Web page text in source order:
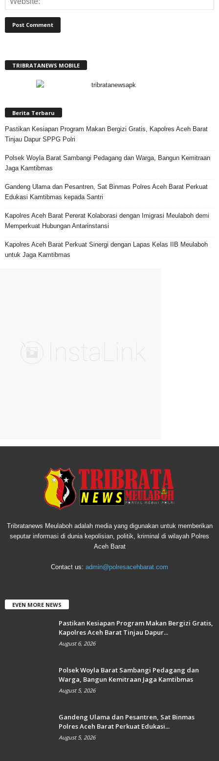
TRIBRATANEWS MOBILE
Berita Terbaru
Pastikan Kesiapan Program Makan Bergizi Gratis, Kapolres Aceh Barat
Tinjau Dapur SPPG Polri
Polsek Woyla Barat Sambangi Pedagang dan Warga, Bangun Kemitraan
Jaga Kamtibmas
Gandeng Ulama dan Pesantren, Sat Binmas Polres Aceh Barat Perkuat
Edukasi Kamtibmas kepada Santri
Kapolres Aceh Barat Pererat Kolaborasi dengan Imigrasi Meulaboh demi
Memperkuat Hubungan Antarinstansi
Kapolres Aceh Barat Perkuat Sinergi dengan Lapas Kelas IIB Meulaboh
untuk Jaga Kamtibmas
Tribratanews Meulaboh adalah media yang digunakan untuk memberikan
seputar informasi di dunia kepolisian, politik, kriminal di wilayah Polres
Aceh Barat
Contact us: admin@polresacehbarat.com
EVEN MORE NEWS
Pastikan Kesiapan Program Makan Bergizi Gratis,
Kapolres Aceh Barat Tinjau Dapur...
August 6, 2026
Polsek Woyla Barat Sambangi Pedagang dan
Warga, Bangun Kemitraan Jaga Kamtibmas
August 5, 2026
Gandeng Ulama dan Pesantren, Sat Binmas
Polres Aceh Barat Perkuat Edukasi...
August 5, 2026